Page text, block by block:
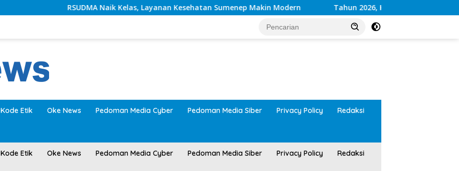
RSUDMA Naik Kelas, Layanan Kesehatan Sumenep Makin Modern Tahun 2026, Kwalitas Layanan Kesehatan
Kode Etik Oke News Pedoman Media Cyber Pedoman Media Siber Privacy Policy Redaksi
Kode Etik Oke News Pedoman Media Cyber Pedoman Media Siber Privacy Policy Redaksi